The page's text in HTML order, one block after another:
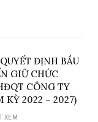
ĐỊNH BẦU
GIỮ CHỨC
CÔNG TY
KỲ 2022 – 2027)
XEM